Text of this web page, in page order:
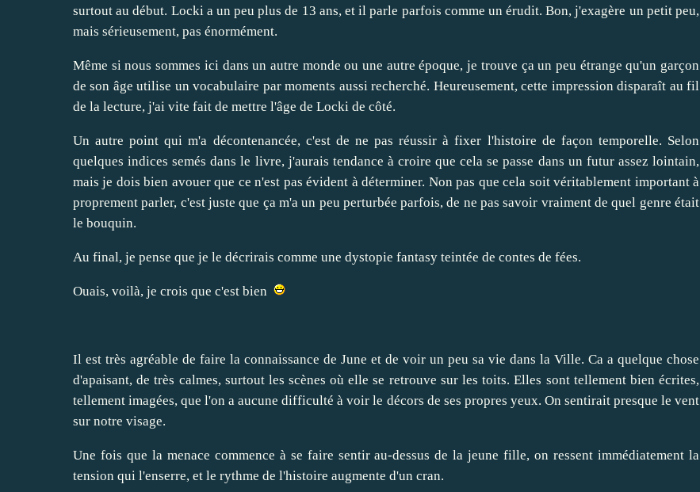
surtout au début. Locki a un peu plus de 13 ans, et il parle parfois comme un érudit. Bon, j'exagère un petit peu,
mais sérieusement, pas énormément.
Même si nous sommes ici dans un autre monde ou une autre époque, je trouve ça un peu étrange qu'un garçon
de son âge utilise un vocabulaire par moments aussi recherché. Heureusement, cette impression disparaît au fil
de la lecture, j'ai vite fait de mettre l'âge de Locki de côté.
Un autre point qui m'a décontenancée, c'est de ne pas réussir à fixer l'histoire de façon temporelle. Selon
quelques indices semés dans le livre, j'aurais tendance à croire que cela se passe dans un futur assez lointain,
mais je dois bien avouer que ce n'est pas évident à déterminer. Non pas que cela soit véritablement important à
proprement parler, c'est juste que ça m'a un peu perturbée parfois, de ne pas savoir vraiment de quel genre était
le bouquin.
Au final, je pense que je le décrirais comme une dystopie fantasy teintée de contes de fées.
Ouais, voilà, je crois que c'est bien
Il est très agréable de faire la connaissance de June et de voir un peu sa vie dans la Ville. Ca a quelque chose
d'apaisant, de très calmes, surtout les scènes où elle se retrouve sur les toits. Elles sont tellement bien écrites,
tellement imagées, que l'on a aucune difficulté à voir le décors de ses propres yeux. On sentirait presque le vent
sur notre visage.
Une fois que la menace commence à se faire sentir au-dessus de la jeune fille, on ressent immédiatement la
tension qui l'enserre, et le rythme de l'histoire augmente d'un cran.